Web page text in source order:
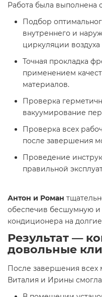
Работа была выполнена
Подбор
внутреннего и
циркуляции воздуха
Точная прокладка
применением
материалов.
Проверка
вакуумирование
Проверка всех
после завершения
Проведение
правильной
Антон и Роман
обеспечив бесшумную
кондиционера на
Результат —
довольные
После завершения всех
Виталия и Ирины смогла